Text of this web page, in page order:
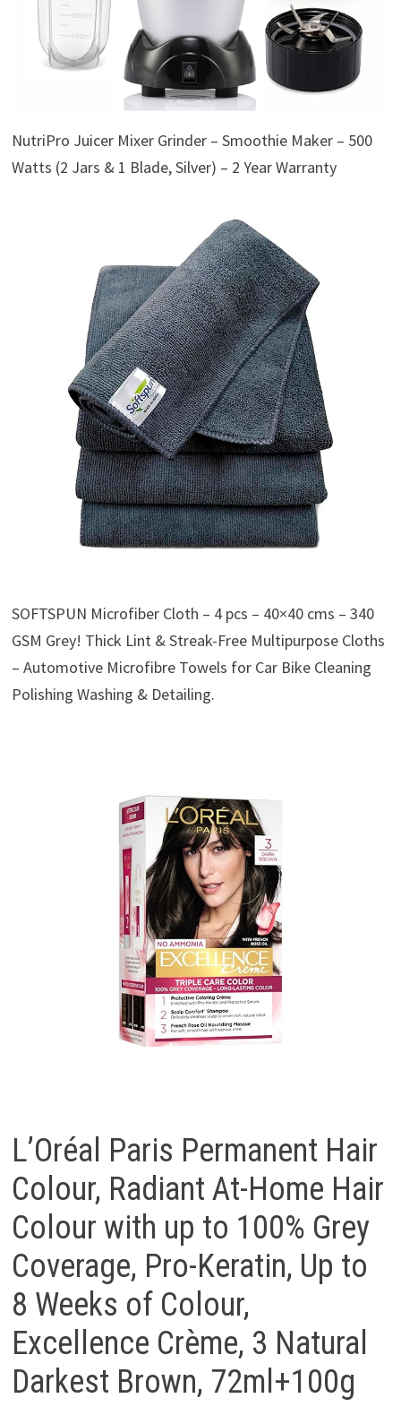
NutriPro Juicer Mixer Grinder – Smoothie Maker – 500
Watts (2 Jars & 1 Blade, Silver) – 2 Year Warranty
SOFTSPUN Microfiber Cloth – 4 pcs – 40×40 cms – 340
GSM Grey! Thick Lint & Streak-Free Multipurpose Cloths
– Automotive Microfibre Towels for Car Bike Cleaning
Polishing Washing & Detailing.
L’Oréal Paris Permanent Hair
Colour, Radiant At-Home Hair
Colour with up to 100% Grey
Coverage, Pro-Keratin, Up to
8 Weeks of Colour,
Excellence Crème, 3 Natural
Darkest Brown, 72ml+100g